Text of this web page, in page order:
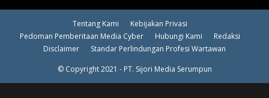
Tentang Kami
Kebijakan Privasi
Pedoman Pemberitaan Media Cyber
Hubungi Kami
Redaksi
Disclaimer
Standar Perlindungan Profesi Wartawan
© Copyright 2021 - PT. Sijori Media Serumpun